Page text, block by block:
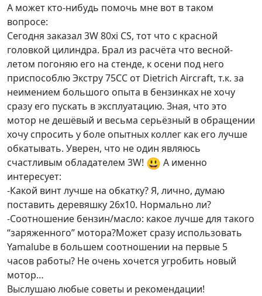
А может кто-нибудь помочь мне вот в таком
вопросе:
Сегодня заказал 3W 80xi CS, тот что с красной
головкой цилиндра. Брал из расчёта что весной-
летом погоняю его на стенде, к осени под него
приспособлю Экстру 75СС от Dietrich Aircraft, т.к. за
неимением большого опыта в бензинках не хочу
сразу его пускать в эксплуатацию. Зная, что это
мотор не дешёвый и весьма серьёзный в обращении
хочу спросить у боле опытных коллег как его лучше
обкатывать. Уверен, что не один являюсь
счастливым обладателем 3W! 😃 А именно
интересует:
-Какой винт лучше на обкатку? Я, лично, думаю
поставить деревяшку 26х10. Нормально ли?
-Соотношение бензин/масло: какое лучше для такого
“заряженного” мотора?Может сразу использовать
Yamalube в большем соотношении на первые 5
часов работы? Не очень хочется угробить новый
мотор…
Выслушаю любые советы и рекомендации!